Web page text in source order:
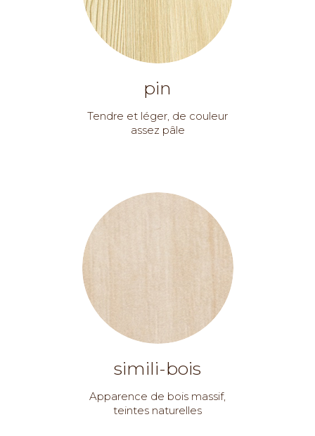
pin
Tendre et léger, de couleur
assez pâle
simili-bois
Apparence de bois massif,
teintes naturelles